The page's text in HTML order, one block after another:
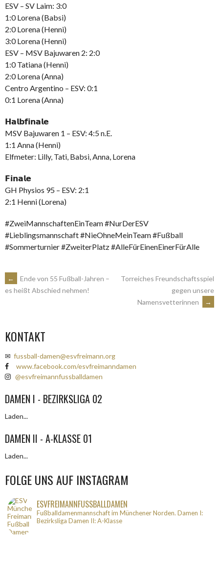
ESV – SV Laim: 3:0
1:0 Lorena (Babsi)
2:0 Lorena (Henni)
3:0 Lorena (Henni)
ESV – MSV Bajuwaren 2: 2:0
1:0 Tatiana (Henni)
2:0 Lorena (Anna)
Centro Argentino – ESV: 0:1
0:1 Lorena (Anna)
𝗛𝗮𝗹𝗯𝗳𝗶𝗻𝗮𝗹𝗲
MSV Bajuwaren 1 – ESV: 4:5 n.E.
1:1 Anna (Henni)
Elfmeter: Lilly, Tati, Babsi, Anna, Lorena
𝗙𝗶𝗻𝗮𝗹𝗲
GH Physios 95 – ESV: 2:1
2:1 Henni (Lorena)
#ZweiMannschaftenEinTeam #NurDerESV
#Lieblingsmannschaft #NieOhneMeinTeam #Fußball
#Sommerturnier #ZweiterPlatz #AlleFürEinenEinerFürAlle
ARTIKEL-
←
Ende von 55 Fußball-Jahren –
es heißt Abschied nehmen!
Torreiches Freundschaftsspiel
gegen unsere
Namensvetterinnen
→
KONTAKT
✉ fussball-damen@esvfreimann.org
www.facebook.com/esvfreimanndamen
@esvfreimannfussballdamen
DAMEN I - BEZIRKSLIGA 02
Laden...
DAMEN II - A-KLASSE 01
Laden...
FOLGE UNS AUF INSTAGRAM
ESVFREIMANNFUSSBALLDAMEN
Fußballdamenmannschaft im Münchener Norden. Damen I:
Bezirksliga Damen II: A-Klasse